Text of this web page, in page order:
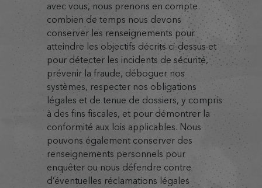
avec vous, nous prenons en compte
combien de temps nous devons
conserver les renseignements pour
atteindre les objectifs décrits ci-dessus et
pour détecter les incidents de sécurité,
prévenir la fraude, déboguer nos
systèmes, respecter nos obligations
légales et de tenue de dossiers, y compris
à des fins fiscales, et pour démontrer la
conformité aux lois applicables. Nous
pouvons également conserver des
renseignements personnels pour
enquêter ou nous défendre contre
d’éventuelles réclamations légales